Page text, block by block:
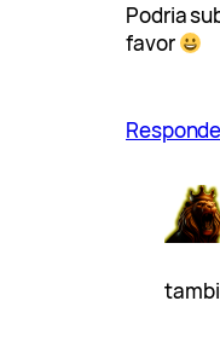
Podria
favor